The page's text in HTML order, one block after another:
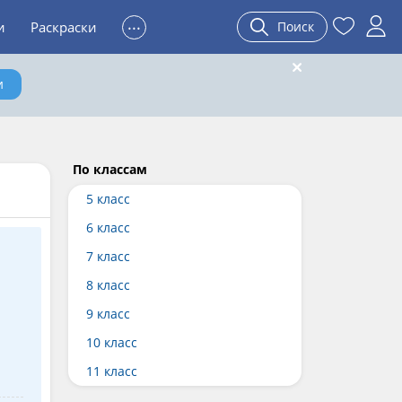
Раскраски ... Поиск
По классам
5 класс
6 класс
7 класс
8 класс
9 класс
10 класс
11 класс